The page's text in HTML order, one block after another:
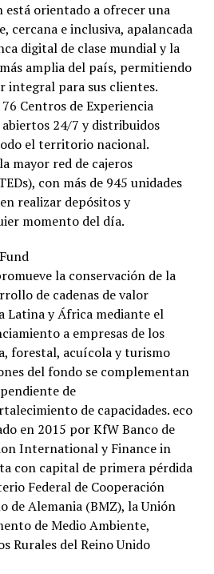
está orientado a ofrecer una
cercana e inclusiva, apalancada
digital de clase mundial y la
amplia del país, permitiendo
integral para sus clientes.
Centros de Experiencia
24/7 y distribuidos
el territorio nacional.
mayor red de cajeros
con más de 945 unidades
realizar depósitos y
momento del día.
la conservación de la
de cadenas de valor
Latina y África mediante el
a empresas de los
forestal, acuícola y turismo
del fondo se complementan
de
de capacidades. eco
en 2015 por KfW Banco de
International y Finance in
con capital de primera pérdida
Federal de Cooperación
de Alemania (BMZ), la Unión
de Medio Ambiente,
Rurales del Reino Unido